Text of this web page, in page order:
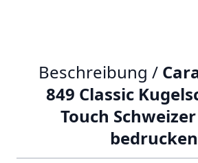
Beschreibung /
849 Classic
Touch
bedrucken